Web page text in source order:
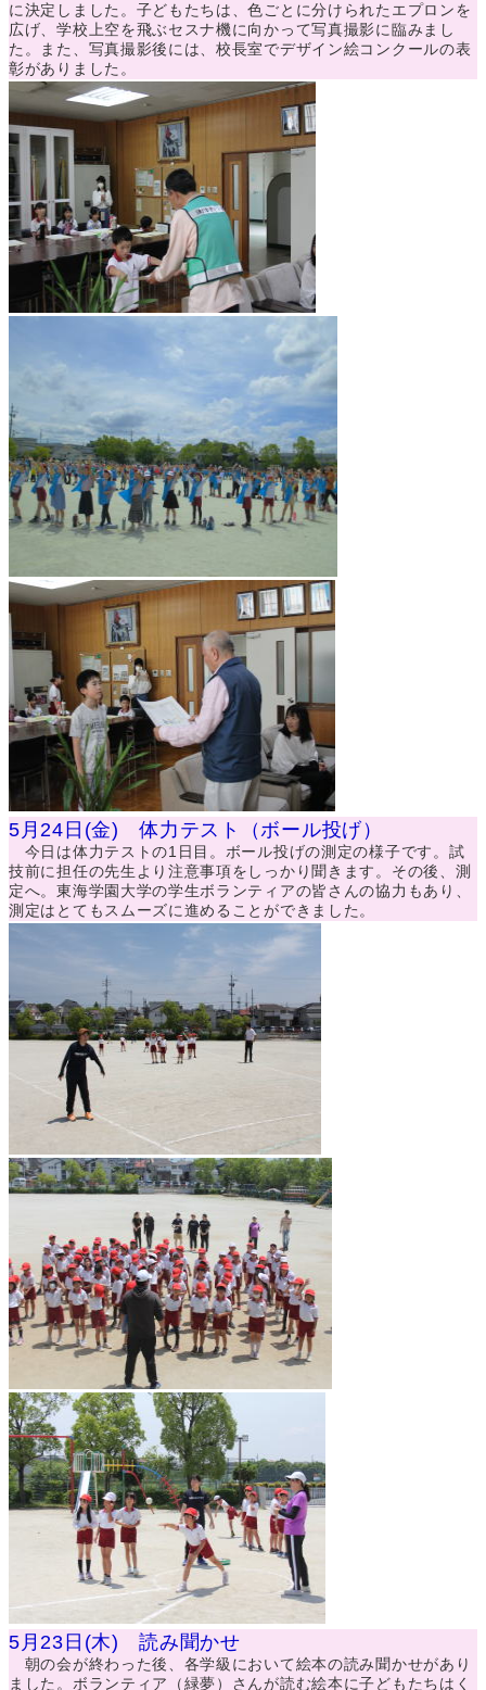
に決定しました。子どもたちは、色ごとに分けられたエプロンを
広げ、学校上空を飛ぶセスナ機に向かって写真撮影に臨みまし
た。また、写真撮影後には、校長室でデザイン絵コンクールの表
彰がありました。
5月24日(金) 体力テスト（ボール投げ）
今日は体力テストの1日目。ボール投げの測定の様子です。試
技前に担任の先生より注意事項をしっかり聞きます。その後、測
定へ。東海学園大学の学生ボランティアの皆さんの協力もあり、
測定はとてもスムーズに進めることができました。
5月23日(木) 読み聞かせ
朝の会が終わった後、各学級において絵本の読み聞かせがあり
ました。ボランティア（緑夢）さんが読む絵本に子どもたちはく